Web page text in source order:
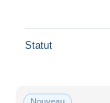
Statut